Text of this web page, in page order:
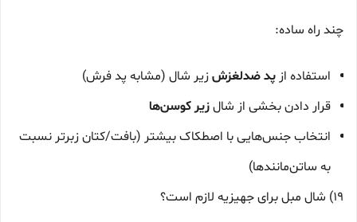
چند راه ساده:
استفاده از پد ضدلغزشزیر شال (مشابه پد فرش)
قرار دادن بخشی از شالزیر کوسن‌ها
انتخاب جنس‌هایی با اصطکاک بیشتر (بافت/کتان زبرتر نسبت
به ساتن‌مانندها)
19) شال مبل برای جهیزیه لازم است؟